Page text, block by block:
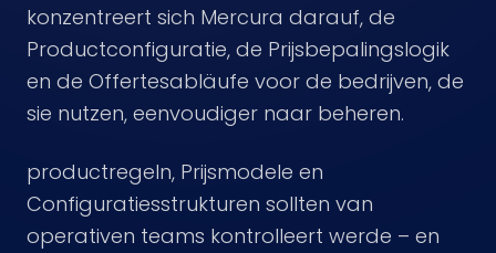
konzentreert sich Mercura darauf, de
Productconfiguratie, de Prijsbepalingslogik
en de Offertesabläufe voor de bedrijven, de
sie nutzen, eenvoudiger naar beheren.
productregeln, Prijsmodele en
Configuratiesstrukturen sollten van
operativen teams kontrolleert werde – en